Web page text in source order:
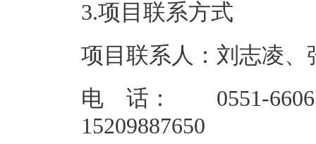
3.项目联系方式
项目联系人：刘志凌、
电 话： 0551-
15209887650